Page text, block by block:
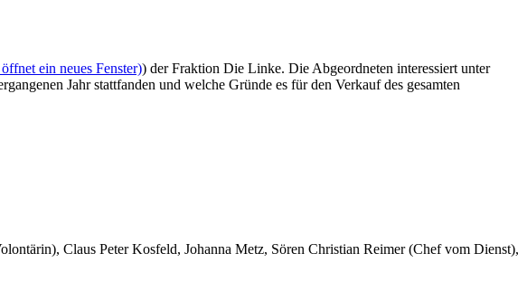
ein neues Fenster)) der Fraktion Die Linke. Die Abgeordneten interessiert unter
Jahr stattfanden und welche Gründe es für den Verkauf des gesamten
Claus Peter Kosfeld, Johanna Metz, Sören Christian Reimer (Chef vom Dienst),